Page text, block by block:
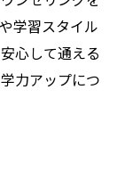
学習スタイル
心して通える
力アップにつ